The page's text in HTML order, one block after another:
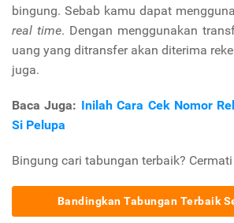
bingung. Sebab kamu dapat
real time. Dengan menggunakan
uang yang ditransfer akan diterima
juga.
Baca Juga: Inilah Cara Cek Nomor
Si Pelupa
Bingung cari tabungan terbaik?
Bandingkan Tabungan Terbaik